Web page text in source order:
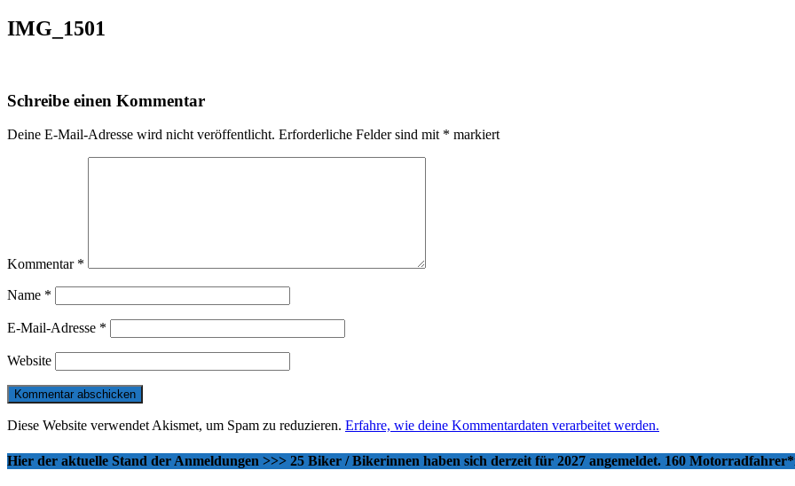
IMG_1501
Schreibe einen Kommentar
Deine E-Mail-Adresse wird nicht veröffentlicht. Erforderliche Felder sind mit * markiert
Kommentar *
Name *
E-Mail-Adresse *
Website
Diese Website verwendet Akismet, um Spam zu reduzieren. Erfahre, wie deine Kommentardaten verarbeitet werden.
Hier der aktuelle Stand der Anmeldungen >>> 25 Biker / Bikerinnen haben sich derzeit für 2027 angemeldet. 160